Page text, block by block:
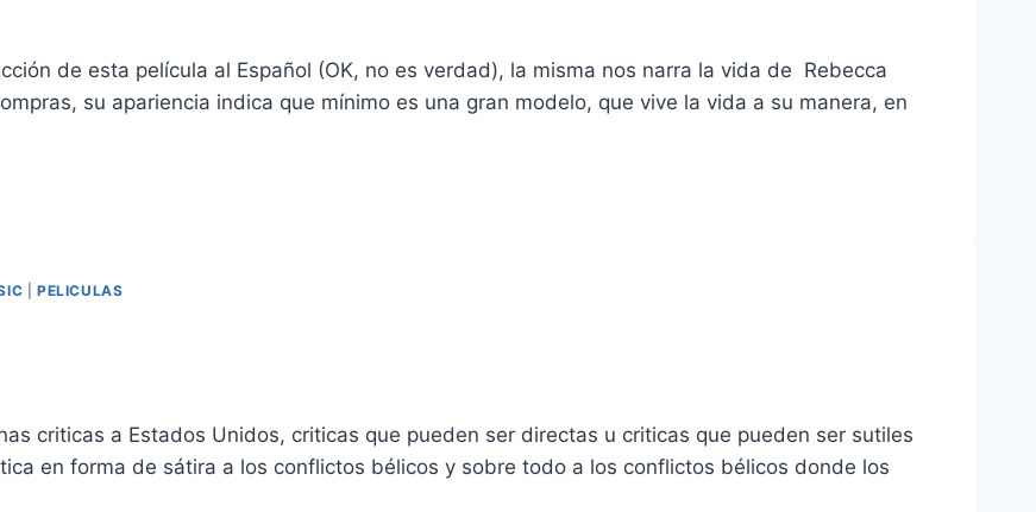
de esta película al Español (OK, no es verdad), la misma nos narra la vida de Rebecca
su apariencia indica que mínimo es una gran modelo, que vive la vida a su manera, en
|PELICULAS
criticas a Estados Unidos, criticas que pueden ser directas u criticas que pueden ser sutiles
en forma de sátira a los conflictos bélicos y sobre todo a los conflictos bélicos donde los